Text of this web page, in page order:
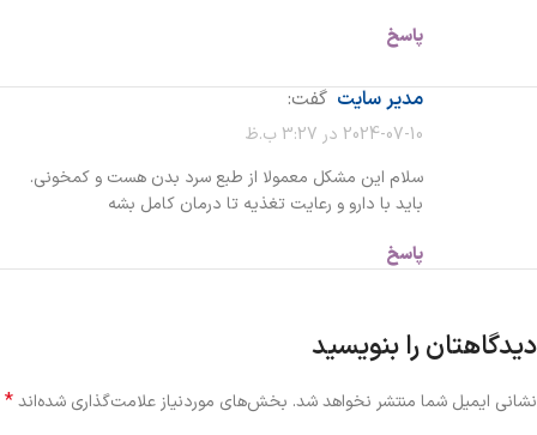
پاسخ
مدیر سایت گفت:
2024-07-10 در 3:27 ب.ظ
سلام این مشکل معمولا از طبع سرد بدن هست و کمخونی.
باید با دارو و رعایت تغذیه تا درمان کامل بشه
پاسخ
دیدگاهتان را بنویسید
نشانی ایمیل شما منتشر نخواهد شد. بخش‌های موردنیاز علامت‌گذاری شده‌اند*